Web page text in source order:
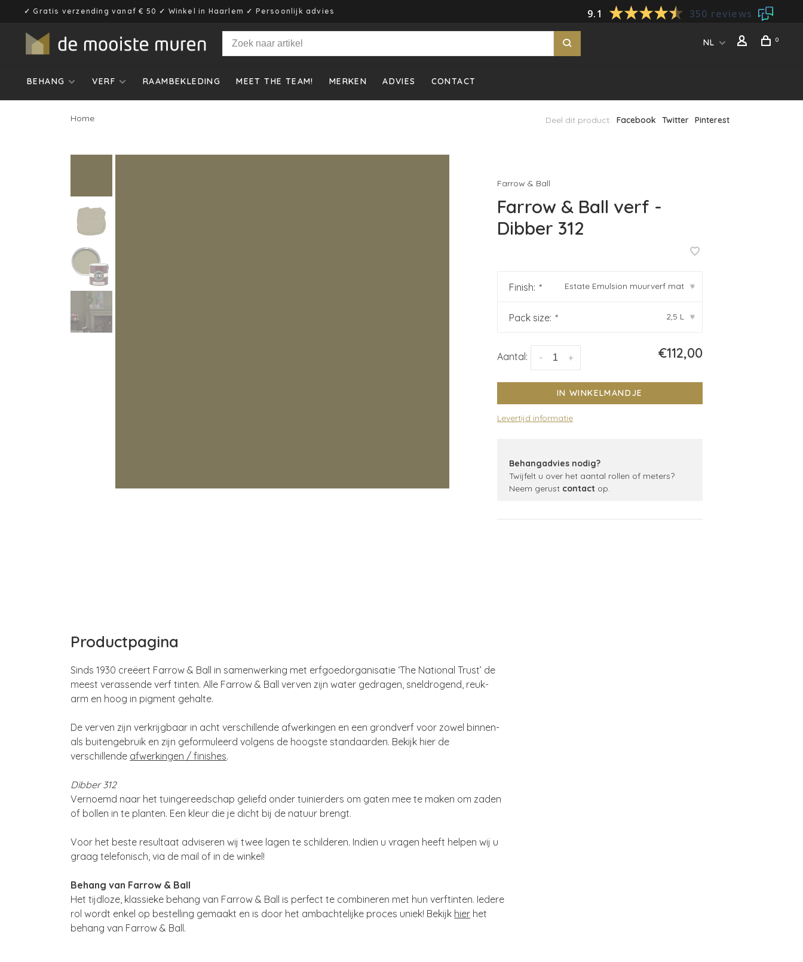
9.1 350 reviews
✓ Gratis verzending vanaf € 50 ✓ Winkel in Haarlem ✓ Persoonlijk advies
NL 0
BEHANG VERF RAAMBEKLEDING MEET THE TEAM! MERKEN ADVIES CONTACT
Home Deel dit product: Facebook Twitter Pinterest
Farrow & Ball
Farrow & Ball verf -
Dibber 312
Finish: * Estate Emulsion muurverf mat ▾
Pack size: * 2,5 L ▾
Aantal: +
- €112,00
IN WINKELMANDJE
Levertijd informatie
Behangadvies nodig?
Twijfelt u over het aantal rollen of meters?
Neem gerust contactop.
Productpagina
Sinds 1930 creëert Farrow & Ball in samenwerking met erfgoedorganisatie ‘The National Trust’ de
meest verassende verf tinten. Alle Farrow & Ball verven zijn water gedragen, sneldrogend, reuk-
arm en hoog in pigment gehalte.
De verven zijn verkrijgbaar in acht verschillende afwerkingen en een grondverf voor zowel binnen-
als buitengebruik en zijn geformuleerd volgens de hoogste standaarden. Bekijk hier de
verschillende afwerkingen / finishes.
Dibber 312
Vernoemd naar het tuingereedschap geliefd onder tuinierders om gaten mee te maken om zaden
of bollen in te planten. Een kleur die je dicht bij de natuur brengt.
Voor het beste resultaat adviseren wij twee lagen te schilderen. Indien u vragen heeft helpen wij u
graag telefonisch, via de mail of in de winkel!
Behang van Farrow & Ball
Het tijdloze, klassieke behang van Farrow & Ball is perfect te combineren met hun verftinten. Iedere
rol wordt enkel op bestelling gemaakt en is door het ambachtelijke proces uniek! Bekijk hier het
behang van Farrow & Ball.